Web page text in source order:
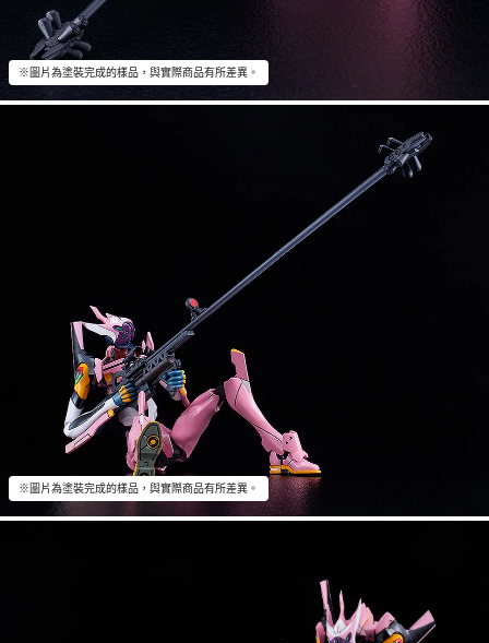
※圖片為塗裝完成的樣品，與實際商品有所差異。
※圖片為塗裝完成的樣品，與實際商品有所差異。